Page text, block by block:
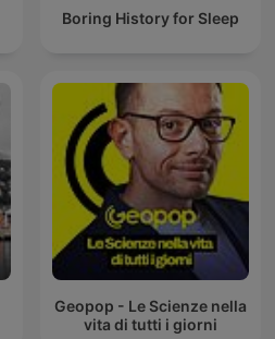
Boring History for Sleep
Geopop - Le Scienze nella
vita di tutti i giorni